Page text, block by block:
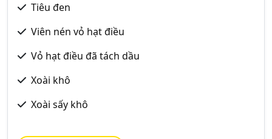
Tiêu đen
Viên nén vỏ hạt điều
Vỏ hạt điều đã tách dầu
Xoài khô
Xoài sấy khô